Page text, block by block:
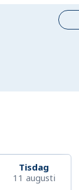
Tisdag
11 augusti